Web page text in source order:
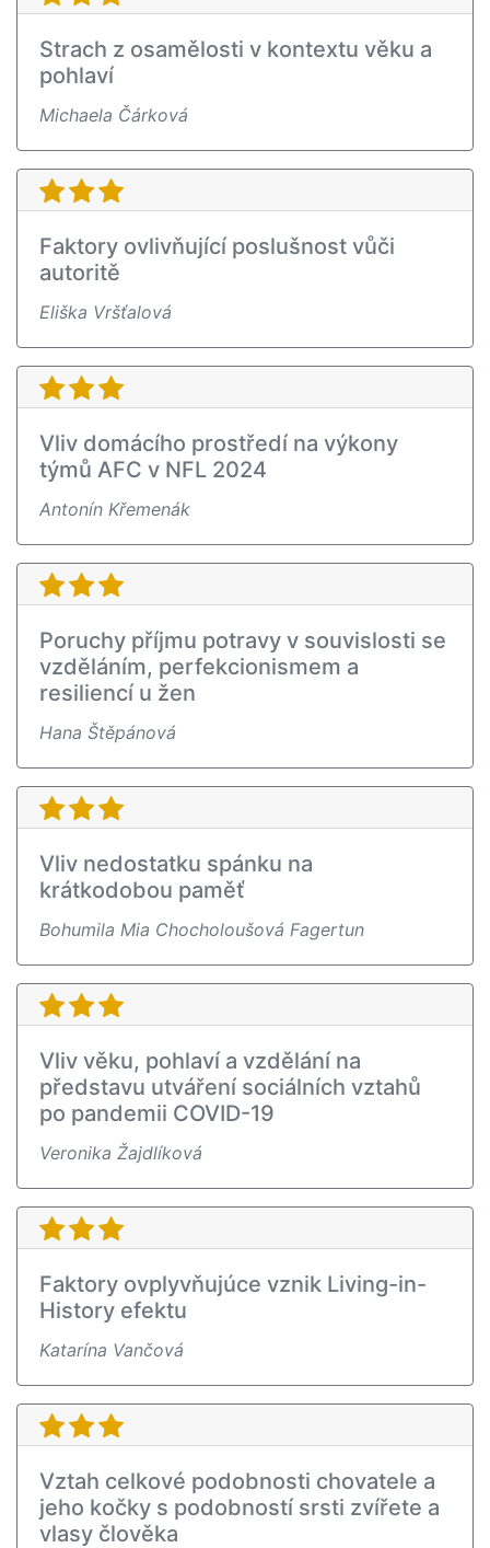
Strach z osamělosti v kontextu věku a
pohlaví
Michaela Čárková
Faktory ovlivňující poslušnost vůči
autoritě
Eliška Vršťalová
Vliv domácího prostředí na výkony
týmů AFC v NFL 2024
Antonín Křemenák
Poruchy příjmu potravy v souvislosti se
vzděláním, perfekcionismem a
resiliencí u žen
Hana Štěpánová
Vliv nedostatku spánku na
krátkodobou paměť
Bohumila Mia Chocholoušová Fagertun
Vliv věku, pohlaví a vzdělání na
představu utváření sociálních vztahů
po pandemii COVID-19
Veronika Žajdlíková
Faktory ovplyvňujúce vznik Living-in-
History efektu
Katarína Vančová
Vztah celkové podobnosti chovatele a
jeho kočky s podobností srsti zvířete a
vlasy člověka